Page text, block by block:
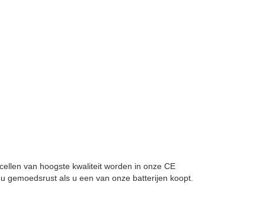
van hoogste kwaliteit worden in onze CE
als u een van onze batterijen koopt.